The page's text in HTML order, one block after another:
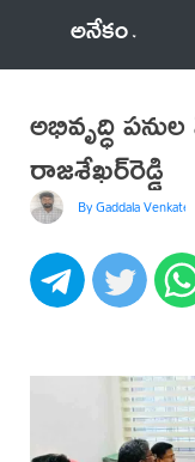
అనేకం
అభివృద్ధి
రాజశేఖర్‌రెడ్డి
By Gaddala